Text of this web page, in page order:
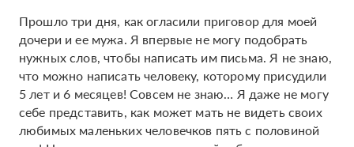
Прошло три дня, как огласили приговор для моей
дочери и ее мужа. Я впервые не могу подобрать
нужных слов, чтобы написать им письма. Я не знаю,
что можно написать человеку, которому присудили
5 лет и 6 месяцев! Совсем не знаю… Я даже не могу
себе представить, как может мать не видеть своих
любимых маленьких человечков пять с половиной